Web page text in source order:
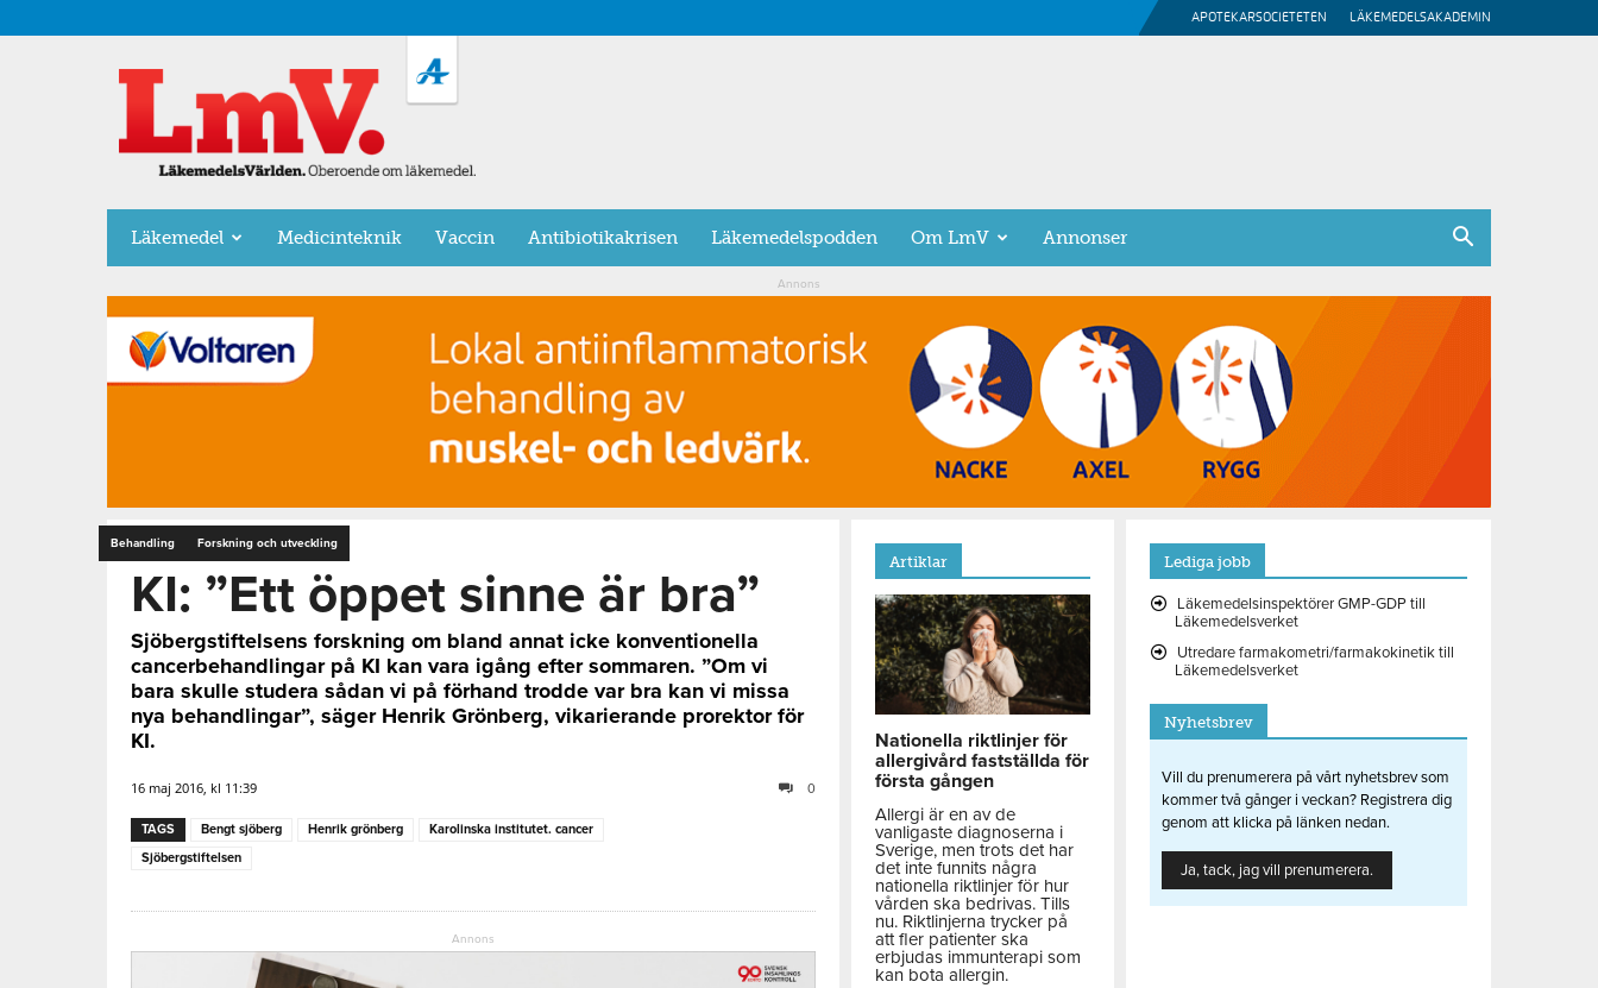
APOTEKARSOCIETETEN LÄKEMEDELSAKADEMIN
LäkemedelsVärlden
Läkemedel Medicinteknik Vaccin Antibiotikakrisen Läkemedelspodden Om LmV Annonser
Annons
Behandling Forskning och utveckling
KI: ”Ett öppet sinne är bra”
Sjöbergstiftelsens forskning om bland annat icke konventionella
cancerbehandlingar på KI kan vara igång efter sommaren. ”Om vi
bara skulle studera sådan vi på förhand trodde var bra kan vi missa
nya behandlingar”, säger Henrik Grönberg, vikarierande prorektor för
KI.
16 maj 2016, kl 11:39 0
TAGS Bengt sjöberg Henrik grönberg
Karolinska institutet. cancer
Sjöbergstiftelsen
Annons
Artiklar
Nationella riktlinjer för
allergivård fastställda för
första gången
Allergi är en av de
vanligaste diagnoserna i
Sverige, men trots det har
det inte funnits några
nationella riktlinjer för hur
vården ska bedrivas. Tills
nu. Riktlinjerna trycker på
att fler patienter ska
erbjudas immunterapi som
kan bota allergin.
Lediga jobb
Läkemedelsinspektörer GMP-GDP till
Läkemedelsverket
Utredare farmakometri/farmakokinetik till
Läkemedelsverket
Nyhetsbrev
Vill du prenumerera på vårt nyhetsbrev som
kommer två gånger i veckan? Registrera dig
genom att klicka på länken nedan.
Ja, tack, jag vill prenumerera.